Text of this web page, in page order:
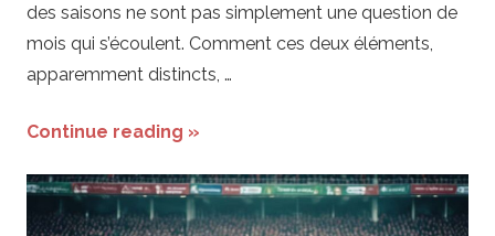
des saisons ne sont pas simplement une question de
mois qui s’écoulent. Comment ces deux éléments,
apparemment distincts, …
Continue reading »